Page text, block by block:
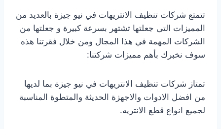
تتمتع شركات تنظيف الانتريهات في نيو جيزة بالعديد من
المميزات التى جعلتها تشتهر بسرعة كبيرة و جعلتها من
الشركات المهمة في هذا المجال ومن خلال فقرتنا هذه
سوف نخبرك بأهم مميزات شركتنا:
تمتاز شركات تنظيف الانتريهات في نيو جيزة بما لديها
من افضل الادوات والاجهزة الحديثة والمتطوة المناسبة
لجميع انواع قطع الانتريه.